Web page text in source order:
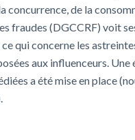
concurrence, de la
fraudes (DGCCRF) voit
qui concerne les
aux influenceurs. Une
a été mise en place